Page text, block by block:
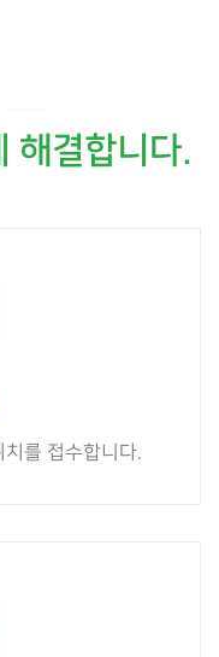
해결합니다.
를 접수합니다.